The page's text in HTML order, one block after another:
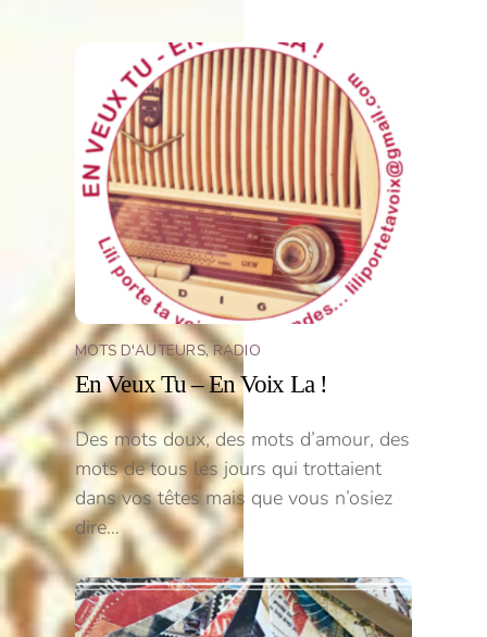
MOTS D'AUTEURS,RADIO
En Veux Tu – En Voix La !
Des mots doux, des mots d’amour, des
mots de tous les jours qui trottaient
dans vos têtes mais que vous n’osiez
dire…